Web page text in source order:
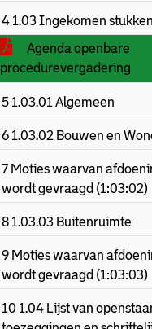
4 1.03 Ingekomen stukken
Agenda openbare
procedurevergadering
5 1.03.01 Algemeen
6 1.03.02 Bouwen en
7 Moties waarvan
wordt gevraagd (1:03:02)
8 1.03.03 Buitenruimte
9 Moties waarvan
wordt gevraagd (1:03:03)
10 1.04 Lijst van